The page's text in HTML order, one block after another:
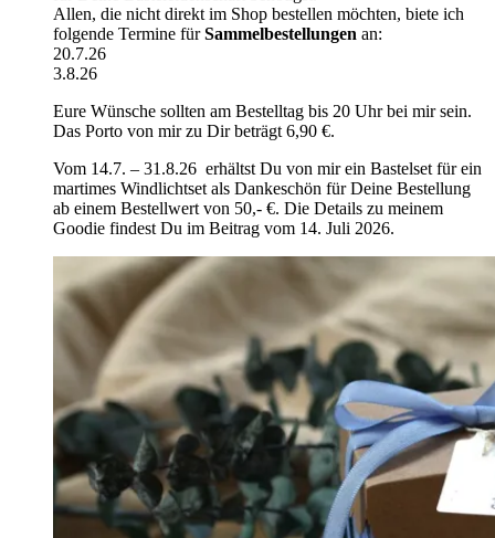
Allen, die nicht direkt im Shop bestellen möchten, biete ich
folgende Termine fürSammelbestellungen an:
20.7.26
3.8.26
Eure Wünsche sollten am Bestelltag bis 20 Uhr bei mir sein.
Das Porto von mir zu Dir beträgt 6,90 €.
Vom 14.7. – 31.8.26 erhältst Du von mir ein Bastelset für ein
martimes Windlichtset als Dankeschön für Deine Bestellung
ab einem Bestellwert von 50,- €. Die Details zu meinem
Goodie findest Du im Beitrag vom 14. Juli 2026.